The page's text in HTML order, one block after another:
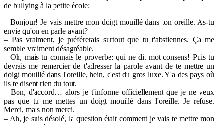
de bullying à la petite école:
– Bonjour! Je vais mettre mon doigt mouillé dans ton oreille. As-tu
envie qu'on en parle avant?
– Pas vraiment, je préférerais surtout que tu t'abstiennes. Ça me
semble vraiment désagréable.
– Oh, mais tu connais le proverbe: qui ne dit mot consens! Puis tu
devrais me remercier de t'adresser la parole avant de te mettre un
doigt mouillé dans l'oreille, hein, c'est du gros luxe. Y'a des pays où
ils te disent rien du tout.
– Bon, d'accord… alors je t'informe officiellement que je ne veux
pas que tu me mettes un doigt mouillé dans l'oreille. Je refuse.
Merci, mais non merci.
– Ah, je suis désolé, la question était comment je vais te mettre mon